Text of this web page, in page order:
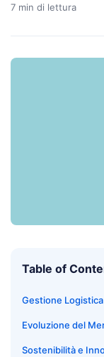
7 min di lettura
Table of
Gestione
Evoluzione del
Sostenibilità e